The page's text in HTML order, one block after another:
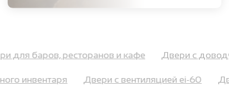
для баров, ресторанов и кафе Двери с
инвентаря Двери с вентиляцией ei-60